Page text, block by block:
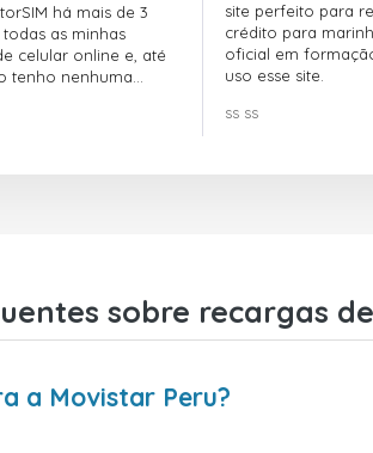
há mais de 3
as minhas
celular online e, até
tenho nenhuma
site perfeito para
crédito para
oficial em
uso esse site.
ss ss
sobre recargas
a Movistar Peru?